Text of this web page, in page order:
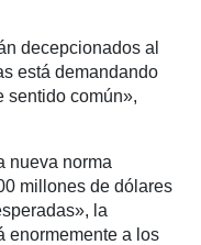
decepcionados al
está demandando
sentido común»,
nueva norma
millones de dólares
la
enormemente a los